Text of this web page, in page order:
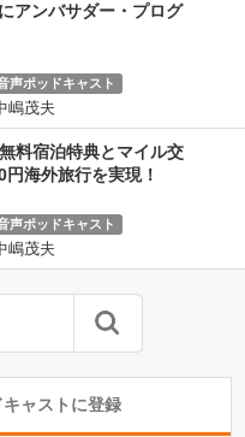
アンバサダー・プログ
声ポッドキャスト
嶋茂夫
料宿泊特典とマイル交
海外旅行を実現！
声ポッドキャスト
嶋茂夫
ャストに登録